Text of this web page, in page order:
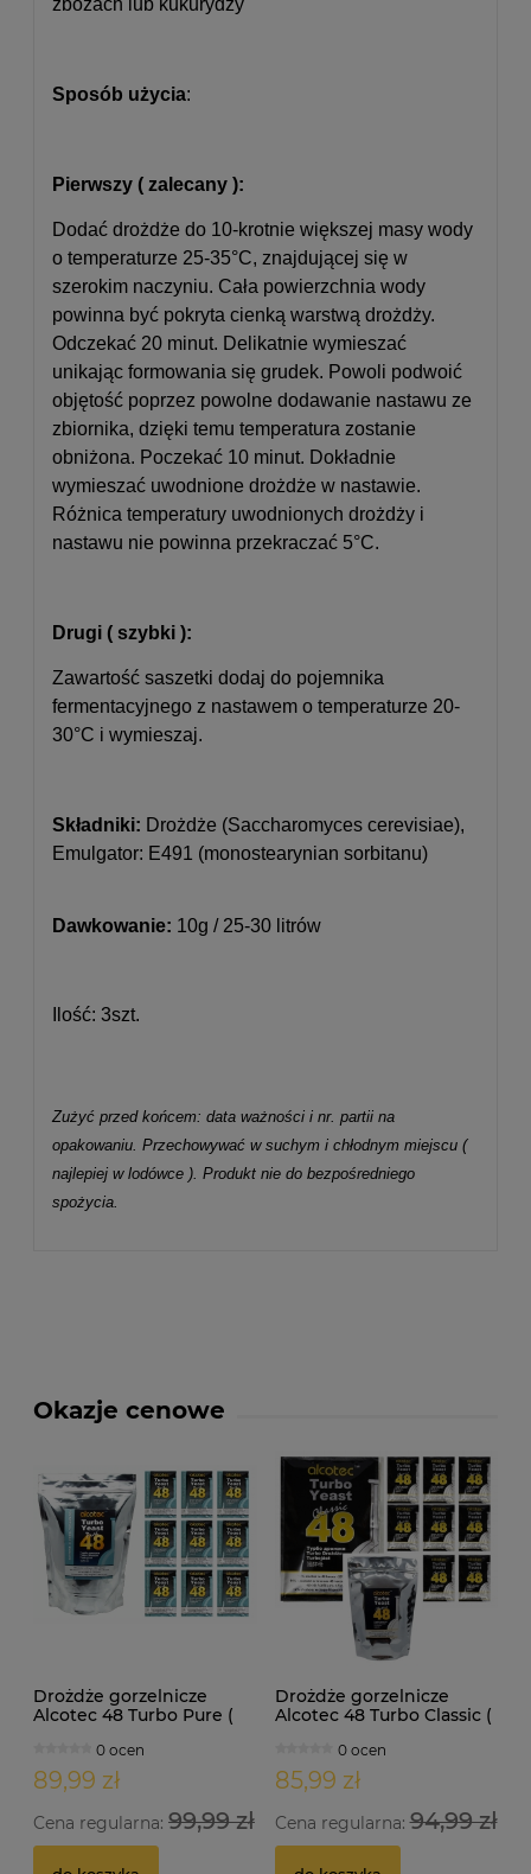
zbożach lub kukurydzy
Sposób użycia:
Pierwszy ( zalecany ):
Dodać drożdże do 10-krotnie większej masy wody
o temperaturze 25-35°C, znajdującej się w
szerokim naczyniu. Cała powierzchnia wody
powinna być pokryta cienką warstwą drożdży.
Odczekać 20 minut. Delikatnie wymieszać
unikając formowania się grudek. Powoli podwoić
objętość poprzez powolne dodawanie nastawu ze
zbiornika, dzięki temu temperatura zostanie
obniżona. Poczekać 10 minut. Dokładnie
wymieszać uwodnione drożdże w nastawie.
Różnica temperatury uwodnionych drożdży i
nastawu nie powinna przekraczać 5°C.
Drugi ( szybki ):
Zawartość saszetki dodaj do pojemnika
fermentacyjnego z nastawem o temperaturze 20-
30°C i wymieszaj.
Składniki: Drożdże (Saccharomyces cerevisiae),
Emulgator: E491 (monostearynian sorbitanu)
Dawkowanie: 10g / 25-30 litrów
Ilość: 3szt.
Zużyć przed końcem: data ważności i nr. partii na
opakowaniu. Przechowywać w suchym i chłodnym miejscu (
najlepiej w lodówce ). Produkt nie do bezpośredniego
spożycia.
Okazje cenowe
Drożdże gorzelnicze
Alcotec 48 Turbo Pure (
0 ocen
89,99 zł
Cena regularna: 99,99 zł
Drożdże gorzelnicze
Alcotec 48 Turbo Classic (
0 ocen
85,99 zł
Cena regularna:94,99 zł